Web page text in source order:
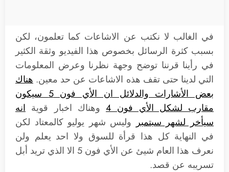
في الغالب لا نكتب عن الاشاعات كما تعلمون، لكن
بسبب كثرة الرسائل بخصوص هذا الفيديو وثقة الكثير
في رأينا قرننا توضح وجهة نظرنا وعرض المعلومات
التي لدينا حتى تقف هذه الاشاعات عن حد معين. هناك
بعض الأشارات والدلائل ان الأي فون 5 سيكون
مقارب لشكل الأي فون 4
وهناك اخبار قوية انه
سيأخر لشهر سبتمبر وليس شهر يوليو كالمعتاد لكن
في النهاية كل هذا قرأة للسوق ولا احد يعلم ولن
نعرف هذا العام شيئ عن الأي فون 5 الا الذي تريد أبل
تسريبه عن قصد.